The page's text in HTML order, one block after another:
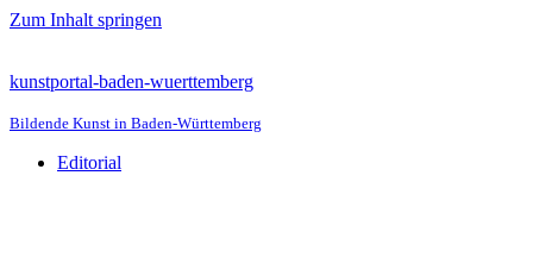
Zum Inhalt springen
kunstportal-baden-wuerttemberg
Bildende Kunst in Baden-Württemberg
Editorial